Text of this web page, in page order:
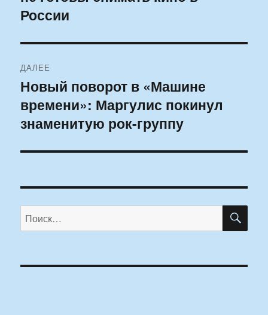
России
ДАЛЕЕ
Следующая
запись:
Новый поворот в «Машине
времени»: Маргулис покинул
знаменитую рок-группу
Искать: